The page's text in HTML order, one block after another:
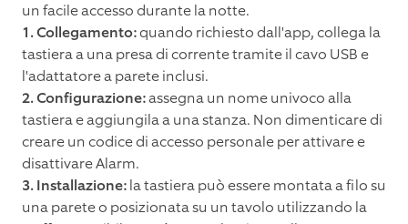
un facile accesso durante la notte.
1. Collegamento:quando richiesto dall'app, collega la
tastiera a una presa di corrente tramite il cavo USB e
l'adattatore a parete inclusi.
2. Configurazione:assegna un nome univoco alla
tastiera e aggiungila a una stanza. Non dimenticare di
creare un codice di accesso personale per attivare e
disattivare Alarm.
3. Installazione:la tastiera può essere montata a filo su
una parete o posizionata su un tavolo utilizzando la